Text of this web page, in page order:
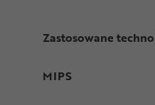
Zastosowane
MIPS